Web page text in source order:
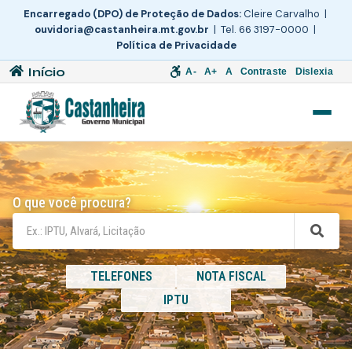
Encarregado (DPO) de Proteção de Dados:Cleire Carvalho |
ouvidoria@castanheira.mt.gov.br | Tel. 66 3197-0000 |
Política de Privacidade
Início A- A+ A Contraste Dislexia
O que você procura?
TELEFONES
NOTA FISCAL
IPTU